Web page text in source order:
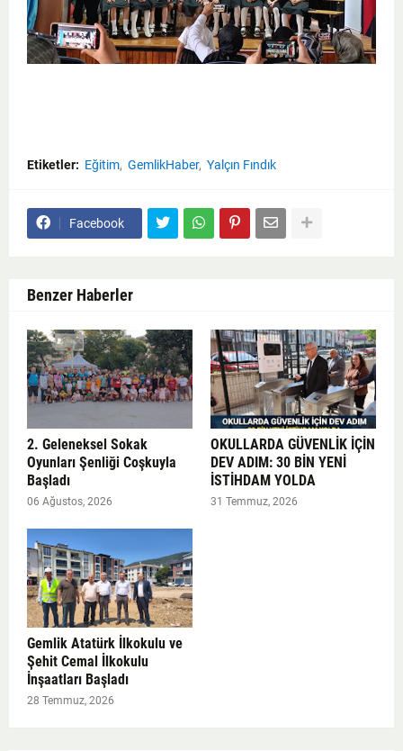
Etiketler: Eğitim GemlikHaber Yalçın Fındık
Facebook
Benzer Haberler
2. Geleneksel Sokak
Oyunları Şenliği Coşkuyla
Başladı
06 Ağustos, 2026
OKULLARDA GÜVENLİK İÇİN
DEV ADIM: 30 BİN YENİ
İSTİHDAM YOLDA
31 Temmuz, 2026
Gemlik Atatürk İlkokulu ve
Şehit Cemal İlkokulu
İnşaatları Başladı
28 Temmuz, 2026